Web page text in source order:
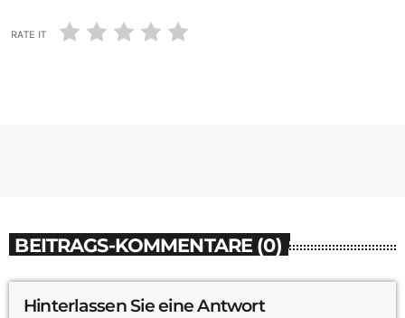
RATE IT
BEITRAGS-KOMMENTARE (0)
Hinterlassen Sie eine Antwort